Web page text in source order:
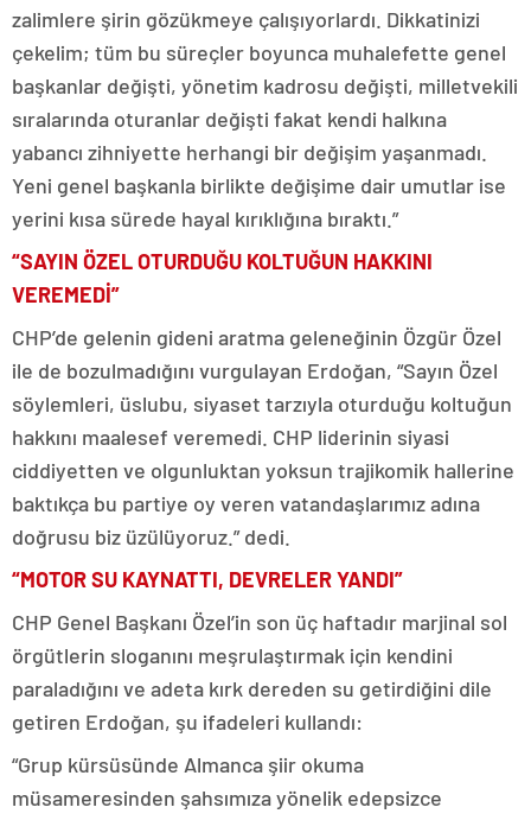
zalimlere şirin gözükmeye çalışıyorlardı. Dikkatinizi
çekelim; tüm bu süreçler boyunca muhalefette genel
başkanlar değişti, yönetim kadrosu değişti, milletvekili
sıralarında oturanlar değişti fakat kendi halkına
yabancı zihniyette herhangi bir değişim yaşanmadı.
Yeni genel başkanla birlikte değişime dair umutlar ise
yerini kısa sürede hayal kırıklığına bıraktı.”
“SAYIN ÖZEL OTURDUĞU KOLTUĞUN HAKKINI
VEREMEDİ”
CHP’de gelenin gideni aratma geleneğinin Özgür Özel
ile de bozulmadığını vurgulayan Erdoğan, “Sayın Özel
söylemleri, üslubu, siyaset tarzıyla oturduğu koltuğun
hakkını maalesef veremedi. CHP liderinin siyasi
ciddiyetten ve olgunluktan yoksun trajikomik hallerine
baktıkça bu partiye oy veren vatandaşlarımız adına
doğrusu biz üzülüyoruz.” dedi.
“MOTOR SU KAYNATTI, DEVRELER YANDI”
CHP Genel Başkanı Özel’in son üç haftadır marjinal sol
örgütlerin sloganını meşrulaştırmak için kendini
paraladığını ve adeta kırk dereden su getirdiğini dile
getiren Erdoğan, şu ifadeleri kullandı:
“Grup kürsüsünde Almanca şiir okuma
müsameresinden şahsımıza yönelik edepsizce